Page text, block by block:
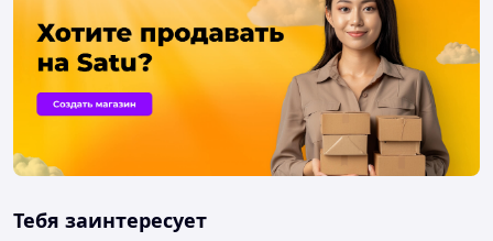
Тебя заинтересует